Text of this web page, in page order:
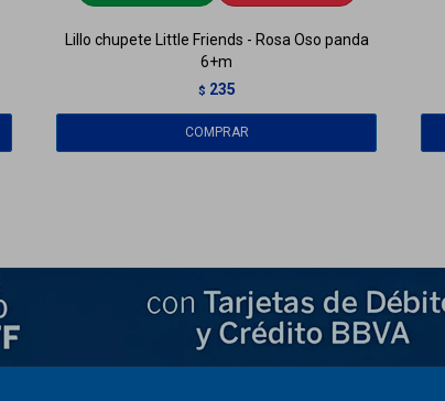
Lillo chupete Little Friends - Rosa Oso panda
6+m
$ 235